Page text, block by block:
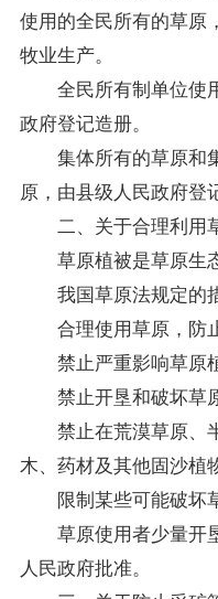
使用的全民所有的草原
牧业生产。
全民所有制单位使
政府登记造册。
集体所有的草原和
原，由县级人民政府登
二、关于合理利用
草原植被是草原生态
我国草原法规定的
合理使用草原，防止
禁止严重影响草原植
禁止开垦和破坏草
禁止在荒漠草原、
木、药材及其他固沙植
限制某些可能破坏草
草原使用者少量开
人民政府批准。